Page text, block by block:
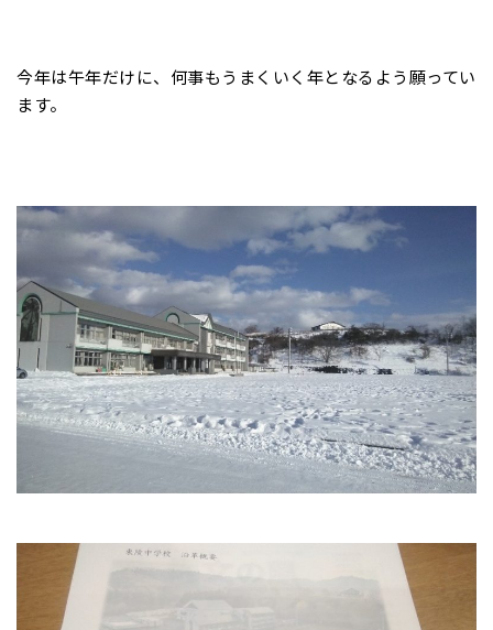
今年は午年だけに、何事もうまくいく年となるよう願ってい
ます。